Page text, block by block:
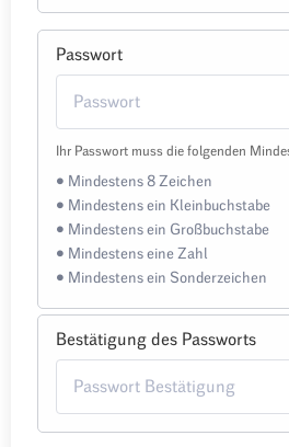
Passwort
Ihr Passwort muss die folgenden
• Mindestens 8 Zeichen
• Mindestens ein Kleinbuchstabe
• Mindestens ein Großbuchstabe
• Mindestens eine Zahl
• Mindestens ein Sonderzeichen
Bestätigung des Passworts